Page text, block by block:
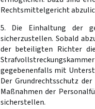
Rechtsmittelgericht
5. Die Einhaltung der
sicherzustellen. Sobald
der beteiligten Richter
gegebenenfalls mit
Der Grundrechtsschutz
Maßnahmen der
sicherstellen.